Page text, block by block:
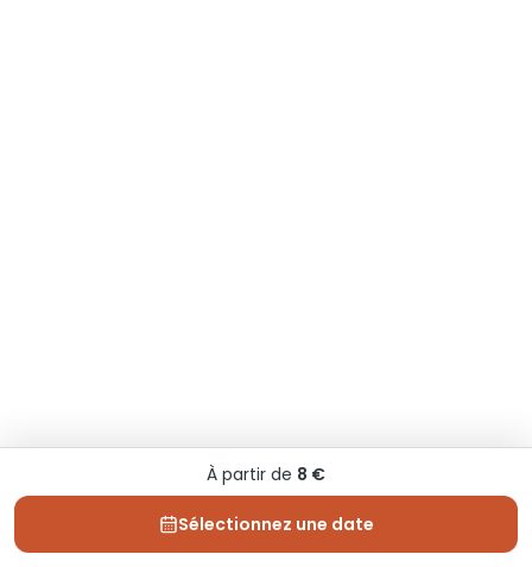
À partir de 8 €
Sélectionnez une date